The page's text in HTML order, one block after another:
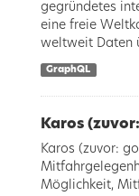
gegründetes
eine freie
weltweit Daten
GraphQL
Karos
Karos (zuvor:
Möglichkeit,